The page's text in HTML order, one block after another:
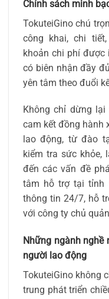
Chính sách minh
TokuteiGino chú
công khai, chi
khoản chi phí được
có biên nhận đầy
yên tâm theo đuổi
Không chỉ dừng lại
cam kết đồng hành
lao động, từ đào
kiểm tra sức khỏe,
đến các vấn đề
tâm hỗ trợ tại tỉnh
thông tin 24/7, hỗ
với công ty chủ
Những ngành nghề
người lao động
TokuteiGino không
trung phát triển